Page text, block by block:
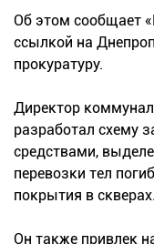
Об этом сообщает
ссылкой на
прокуратуру.
Директор
разработал схему
средствами,
перевозки тел
покрытия в скверах.
Он также привлек